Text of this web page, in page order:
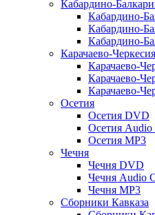
Кабардино-
Кабардино-
Кабардино-
Кабардино-
Карачаево-Черкесия
Карачаево-
Карачаево-
Карачаево-
Осетия
Осетия DVD
Осетия Audio
Осетия MP3
Чечня
Чечня DVD
Чечня Audio
Чечня MP3
Сборники Кавказа